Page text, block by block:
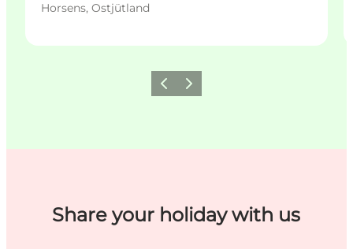
Horsens, Ostjütland
ZurückWeiter
Share your holiday with us